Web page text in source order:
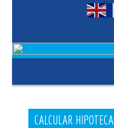
CALCULAR HIPOTECA